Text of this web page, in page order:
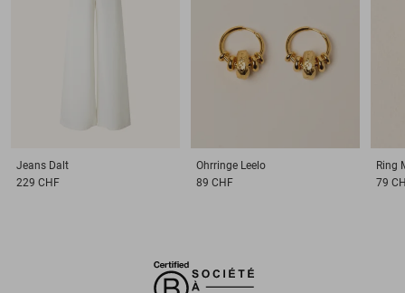
Jeans Dalt
229 CHF
Ohrringe Leelo
89 CHF
Ring
79